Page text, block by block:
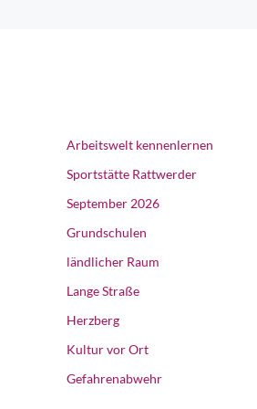
Arbeitswelt kennenlernen
Sportstätte Rattwerder
September 2026
Grundschulen
ländlicher Raum
Lange Straße
Herzberg
Kultur vor Ort
Gefahrenabwehr